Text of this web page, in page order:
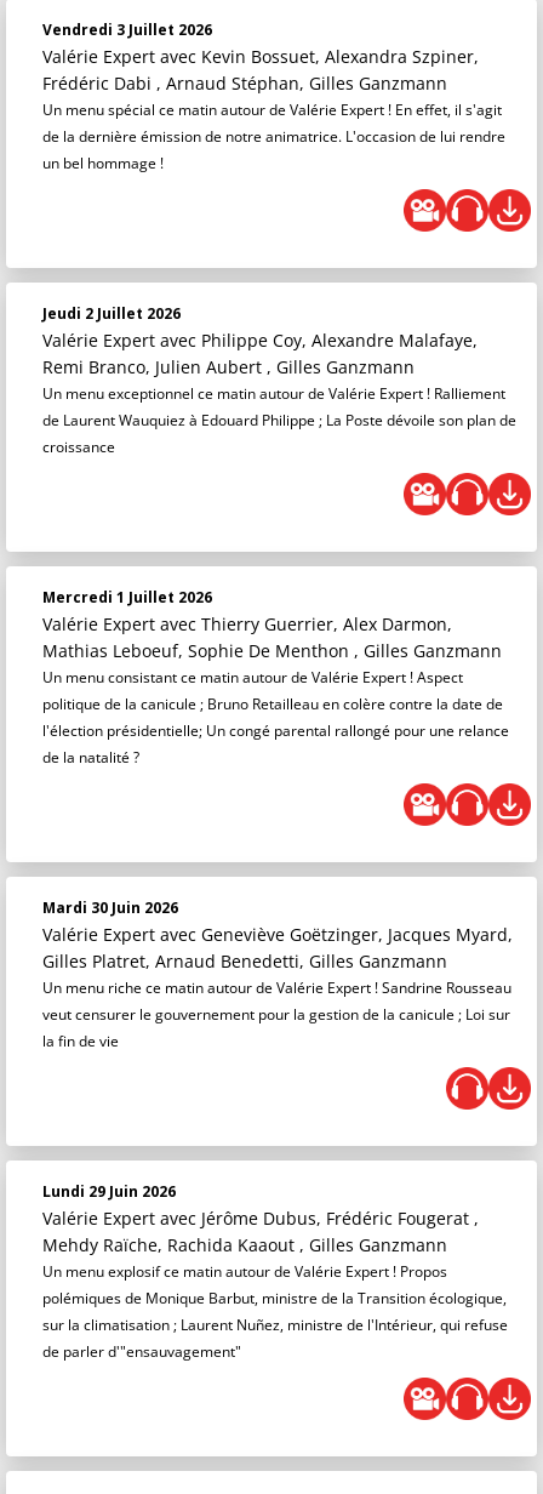
Vendredi 3 Juillet 2026
Valérie Expert avec Kevin Bossuet, Alexandra Szpiner,
Frédéric Dabi , Arnaud Stéphan, Gilles Ganzmann
Un menu spécial ce matin autour de Valérie Expert ! En effet, il s'agit
de la dernière émission de notre animatrice. L'occasion de lui rendre
un bel hommage !
Jeudi 2 Juillet 2026
Valérie Expert avec Philippe Coy, Alexandre Malafaye,
Remi Branco, Julien Aubert , Gilles Ganzmann
Un menu exceptionnel ce matin autour de Valérie Expert ! Ralliement
de Laurent Wauquiez à Edouard Philippe ; La Poste dévoile son plan de
croissance
Mercredi 1 Juillet 2026
Valérie Expert avec Thierry Guerrier, Alex Darmon,
Mathias Leboeuf, Sophie De Menthon , Gilles Ganzmann
Un menu consistant ce matin autour de Valérie Expert ! Aspect
politique de la canicule ; Bruno Retailleau en colère contre la date de
l'élection présidentielle; Un congé parental rallongé pour une relance
de la natalité ?
Mardi 30 Juin 2026
Valérie Expert avec Geneviève Goëtzinger, Jacques Myard,
Gilles Platret, Arnaud Benedetti, Gilles Ganzmann
Un menu riche ce matin autour de Valérie Expert ! Sandrine Rousseau
veut censurer le gouvernement pour la gestion de la canicule ; Loi sur
la fin de vie
Lundi 29 Juin 2026
Valérie Expert avec Jérôme Dubus, Frédéric Fougerat ,
Mehdy Raïche, Rachida Kaaout , Gilles Ganzmann
Un menu explosif ce matin autour de Valérie Expert ! Propos
polémiques de Monique Barbut, ministre de la Transition écologique,
sur la climatisation ; Laurent Nuñez, ministre de l'Intérieur, qui refuse
de parler d'"ensauvagement"